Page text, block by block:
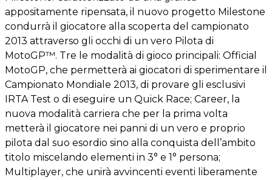
appositamente ripensata, il nuovo progetto Milestone
condurrà il giocatore alla scoperta del campionato
2013 attraverso gli occhi di un vero Pilota di
MotoGP™. Tre le modalità di gioco principali: Official
MotoGP, che permetterà ai giocatori di sperimentare il
Campionato Mondiale 2013, di provare gli esclusivi
IRTA Test o di eseguire un Quick Race; Career, la
nuova modalità carriera che per la prima volta
metterà il giocatore nei panni di un vero e proprio
pilota dal suo esordio sino alla conquista dell’ambito
titolo miscelando elementi in 3° e 1° persona;
Multiplayer, che unirà avvincenti eventi liberamente